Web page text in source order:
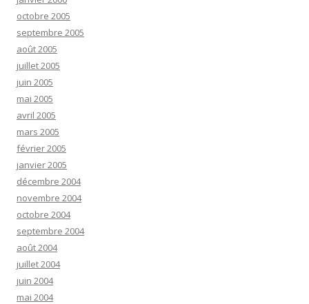
octobre 2005
septembre 2005
août 2005
juillet 2005
juin 2005
mai 2005
avril 2005
mars 2005
février 2005
janvier 2005
décembre 2004
novembre 2004
octobre 2004
septembre 2004
août 2004
juillet 2004
juin 2004
mai 2004